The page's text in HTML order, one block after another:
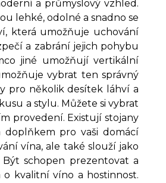
a průmyslový vzhled.
lehké, odolné a snadno se
která umožňuje uchování
a zabrání jejich pohybu
jiné umožňují vertikální
vybrat ten správný
pro několik desítek láhví a
a stylu. Můžete si vybrat
provedení. Existují stojany
pro vaši domácí
vína, ale také slouží jako
schopen prezentovat a
kvalitní víno a hostinnost.